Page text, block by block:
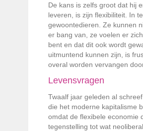
De kans is zelfs groot dat hij
leveren, is zijn flexibiliteit. In
gewoontedieren. Ze kunnen
er bang van, ze voelen er
bent en dat dit ook wordt
uitmuntend kunnen zijn, is
overal worden vervangen
Levensvragen
Twaalf jaar geleden al
die het moderne kapitalisme
omdat de flexibele economie
tegenstelling tot wat